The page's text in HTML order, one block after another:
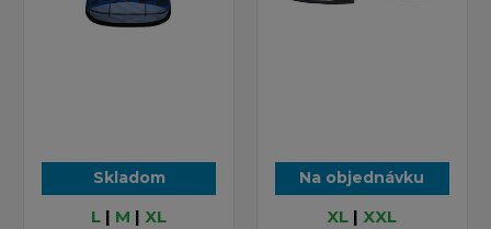
Skladom
L | M | XL
Na objednávku
XL | XXL